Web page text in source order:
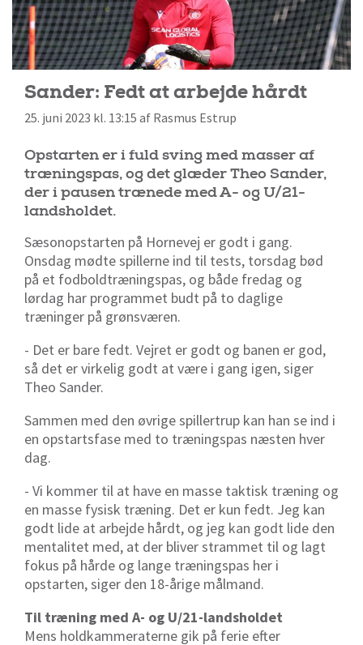
Sander: Fedt at arbejde hårdt
25. juni 2023 kl. 13:15 af Rasmus Estrup
Opstarten er i fuld sving med masser af
træningspas, og det glæder Theo Sander,
der i pausen trænede med A- og U/21-
landsholdet.
Sæsonopstarten på Hornevej er godt i gang.
Onsdag mødte spillerne ind til tests, torsdag bød
på et fodboldtræningspas, og både fredag og
lørdag har programmet budt på to daglige
træninger på grønsværen.
- Det er bare fedt. Vejret er godt og banen er god,
så det er virkelig godt at være i gang igen, siger
Theo Sander.
Sammen med den øvrige spillertrup kan han se ind i
en opstartsfase med to træningspas næsten hver
dag.
- Vi kommer til at have en masse taktisk træning og
en masse fysisk træning. Det er kun fedt. Jeg kan
godt lide at arbejde hårdt, og jeg kan godt lide den
mentalitet med, at der bliver strammet til og lagt
fokus på hårde og lange træningspas her i
opstarten, siger den 18-årige målmand.
Til træning med A- og U/21-landsholdet
Mens holdkammeraterne gik på ferie efter